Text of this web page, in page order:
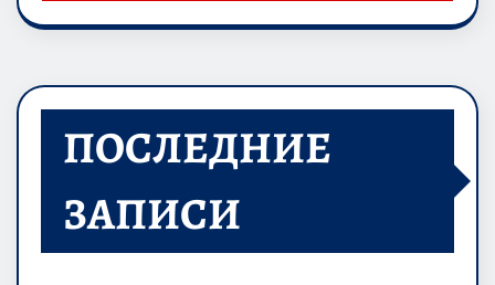
ПОСЛЕДНИЕ
ЗАПИСИ